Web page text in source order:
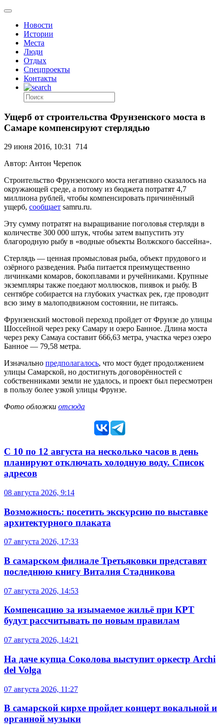
Новости
Истории
Места
Люди
Отдых
Спецпроекты
Контакты
Ущерб от строительства Фрунзенского моста в
Самаре компенсируют стерлядью
29 июня 2016, 10:31 714
Автор: Антон Черепок
Строительство Фрунзенского моста негативно сказалось на
окружающей среде, а потому из бюджета потратят 4,7
миллиона рублей, чтобы компенсировать причинённый
ущерб, сообщает samru.ru.
Эту сумму потратят на выращивание поголовья стерляди в
количестве 300 000 штук, чтобы затем выпустить эту
благородную рыбу в «водные объекты Волжского бассейна».
Стерлядь — ценная промысловая рыба, объект прудового и
озёрного разведения. Рыба питается преимущественно
личинками комаров, бокоплавами и ручейниками. Крупные
экземпляры также поедают моллюсков, пиявок и рыбу. В
сентябре собирается на глубоких участках рек, где проводит
всю зиму в малоподвижном состоянии, не питаясь.
Фрунзенский мостовой переход пройдет от Фрунзе до улицы
Шоссейной через реку Самару и озеро Банное. Длина моста
через реку Самауа составит 666,63 метра, участка через озеро
Банное — 79,58 метра.
Изначально предполагалось, что мост будет продолжением
улицы Самарской, но достигнуть договорённостей с
собственниками земли не удалось, и проект был пересмотрен
в пользу более узкой улицы Фрунзе.
Фото обложки отсюда
С 10 по 12 августа на несколько часов в день
планируют отключать холодную воду. Список
адресов
08 августа 2026, 9:14
Возможность: посетить экскурсию по выставке
архитектурного плаката
07 августа 2026, 17:33
В самарском филиале Третьяковки представят
последнюю книгу Виталия Стадникова
07 августа 2026, 14:53
Компенсацию за изымаемое жильё при КРТ
будут рассчитывать по новым правилам
07 августа 2026, 14:21
На даче купца Соколова выступит оркестр Archi
del Volga
07 августа 2026, 11:27
В самарской кирхе пройдет концерт вокальной и
органной музыки